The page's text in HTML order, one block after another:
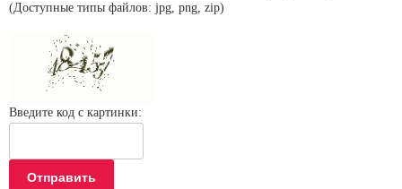
(Доступные типы файлов: jpg, png, zip)
Введите код с картинки:
Отправить